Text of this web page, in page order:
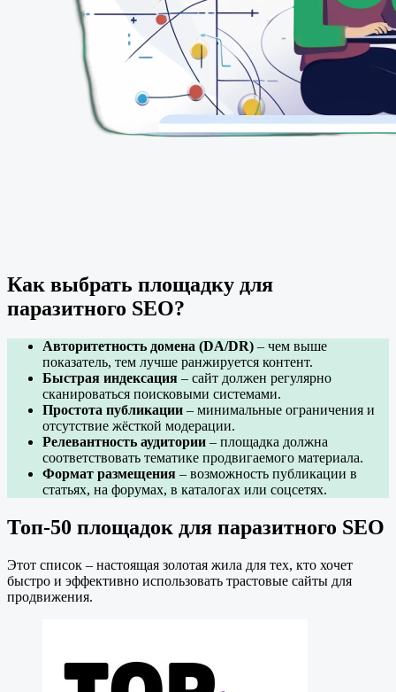
Как выбрать площадку для
паразитного SEO?
Авторитетность домена (DA/DR) – чем выше
показатель, тем лучше ранжируется контент.
Быстрая индексация – сайт должен регулярно
сканироваться поисковыми системами.
Простота публикации – минимальные ограничения и
отсутствие жёсткой модерации.
Релевантность аудитории – площадка должна
соответствовать тематике продвигаемого материала.
Формат размещения – возможность публикации в
статьях, на форумах, в каталогах или соцсетях.
Топ-50 площадок для паразитного SEO
Этот список – настоящая золотая жила для тех, кто хочет
быстро и эффективно использовать трастовые сайты для
продвижения.